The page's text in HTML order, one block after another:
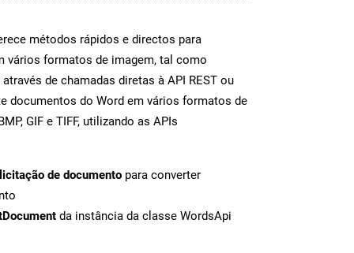
métodos rápidos e directos para
vários formatos de imagem, tal como
de chamadas diretas à API REST ou
documentos do Word em vários formatos de
GIF e TIFF, utilizando as APIs
de documento para converter
da instância da classe WordsApi